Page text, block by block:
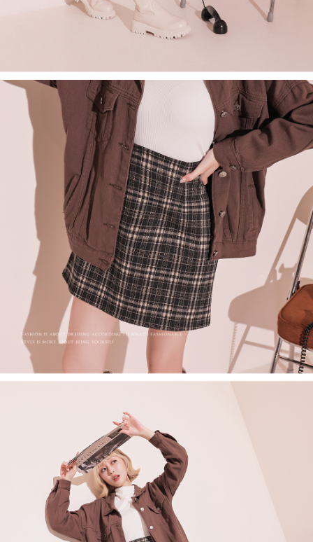
menggunakan bil syarikat ini.
2. Berdasarkan tujuan kontrak persetujuan pembayaran menggunakan
"Pembayaran Ansuran Gogo", kedai akan memberikan maklumat peribadi
semakan dan pembetulan data yang diperlukan untuk bil ansuran oleh
Taiwan Mobile.
3. Sila baca syarat perkhidmatan pengguna secara lengkap melalui
pautan berikut: https://oppay.tw/userRule